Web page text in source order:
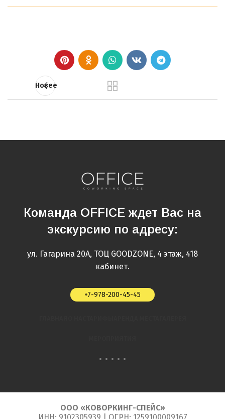
Новее
Команда OFFICE ждет Вас на
экскурсию по адресу:
ул. Гагарина 20А, ТОЦ GOODZONE, 4 этаж, 418
кабинет.
+7-978-200-45-45
ООО «КОВОРКИНГ-СПЕЙС»